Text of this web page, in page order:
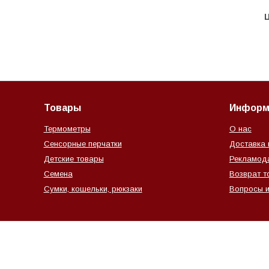
Товары
Термометры
Сенсорные перчатки
Детские товары
Семена
Сумки, кошельки, рюкзаки
О нас
Доставка
Возврат
Вопросы